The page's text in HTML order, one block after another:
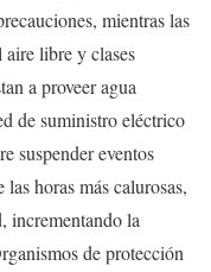
mientras las
aire libre y clases
a proveer agua
de suministro eléctrico
suspender eventos
horas más calurosas,
incrementando la
de protección